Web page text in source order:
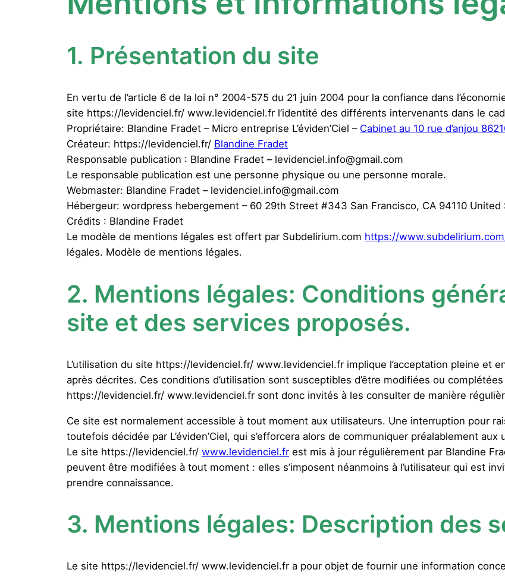
1. Présentation du site
En vertu de l’article 6 de la loi n° 2004-575 du 21 juin 2004 pour la confiance dans
site https://levidenciel.fr/ www.levidenciel.fr l’identité des différents intervenants dans le
Propriétaire: Blandine Fradet – Micro entreprise L’éviden’Ciel – Cabinet au 10 rue d’anjou
Créateur: https://levidenciel.fr/ Blandine Fradet
Responsable publication : Blandine Fradet – levidenciel.info@gmail.com
Le responsable publication est une personne physique ou une personne morale.
Webmaster: Blandine Fradet – levidenciel.info@gmail.com
Hébergeur: wordpress hebergement – 60 29th Street #343 San Francisco, CA 94110 United
Crédits : Blandine Fradet
Le modèle de mentions légales est offert par Subdelirium.com https://
légales. Modèle de mentions légales.
2. Mentions légales: Conditions
site et des services proposés.
L’utilisation du site https://levidenciel.fr/ www.levidenciel.fr implique l’acceptation pleine et
après décrites. Ces conditions d’utilisation sont susceptibles d’être modifiées ou
https://levidenciel.fr/ www.levidenciel.fr sont donc invités à les consulter de manière
Ce site est normalement accessible à tout moment aux utilisateurs. Une interruption pour
toutefois décidée par L’éviden’Ciel, qui s’efforcera alors de communiquer préalablement
Le site https://levidenciel.fr/ www.levidenciel.fr est mis à jour régulièrement par Blandine
peuvent être modifiées à tout moment : elles s’imposent néanmoins à l’utilisateur qui est
prendre connaissance.
3. Mentions légales: Description des
Le site https://levidenciel.fr/ www.levidenciel.fr a pour objet de fournir une information